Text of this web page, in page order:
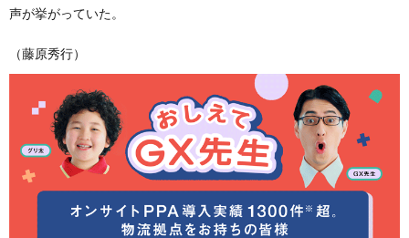
声が挙がっていた。
（藤原秀行）